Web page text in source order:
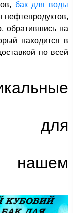
бак для воды
нефтепродуктов,
обратившись на
находится в
по всей
для
нашем